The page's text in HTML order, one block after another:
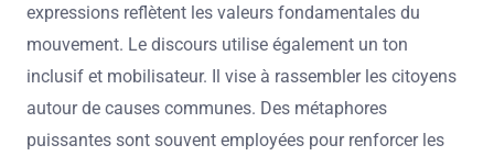
expressions reflètent les valeurs fondamentales du
mouvement. Le discours utilise également un ton
inclusif et mobilisateur. Il vise à rassembler les citoyens
autour de causes communes. Des métaphores
puissantes sont souvent employées pour renforcer les